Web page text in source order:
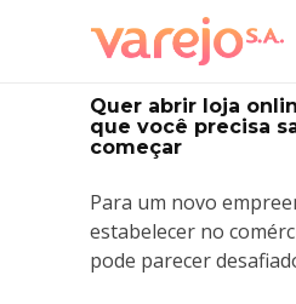
Quer abrir loja
que você precisa
começar
Para um novo
estabelecer no
pode parecer